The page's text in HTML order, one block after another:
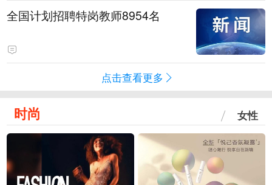
全国计划招聘特岗教师8954名
点击查看更多
时尚 女性